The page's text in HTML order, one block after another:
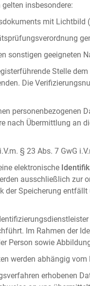
gelten insbesondere:
mit Lichtbild
sonstigen geeigneten
Stelle
Die
personenbezogenen
nach Übermittlung an
§ 23 Abs. 7 GwG
elektronische
ausschließlich zur
der Speicherung
Im Rahmen der
Person sowie
werden abhängig
erhobenen